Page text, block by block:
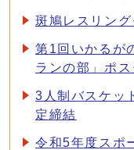
斑鳩レスリン
第1回いかるが
ランの部」ポ
3人制バスケッ
定締結
令和5年度スポ